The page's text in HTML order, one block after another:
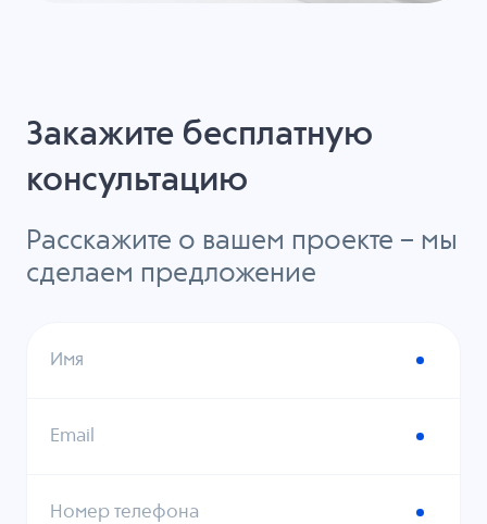
Закажите бесплатную
консультацию
Расскажите о вашем проекте – мы
сделаем предложение
Имя
Email
Номер телефона